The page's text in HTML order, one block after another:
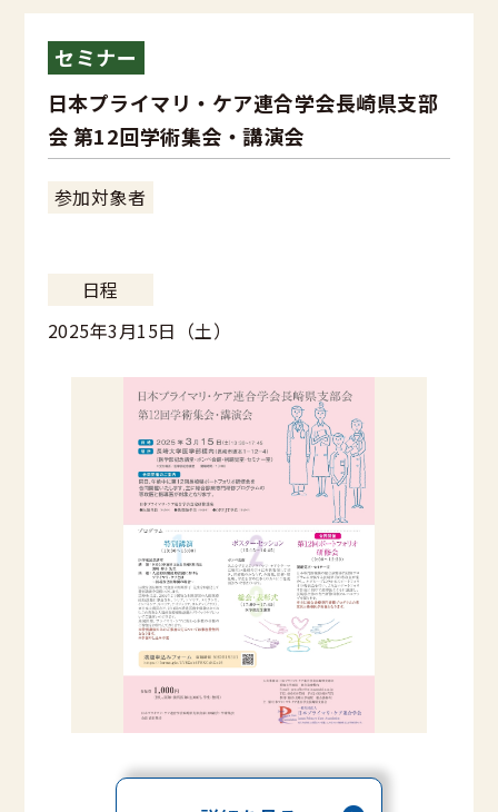
セミナー
日本プライマリ・ケア連合学会長崎県支部
会 第12回学術集会・講演会
参加対象者
日程
2025年3月15日（土）